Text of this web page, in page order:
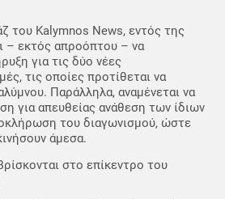
του Kalymnos News, εντός της
– εκτός απροόπτου – να
για τις δύο νέες
τις οποίες προτίθεται να
Παράλληλα, αναμένεται να
για απευθείας ανάθεση των ίδιων
του διαγωνισμού, ώστε
άμεσα.
στο επίκεντρο του